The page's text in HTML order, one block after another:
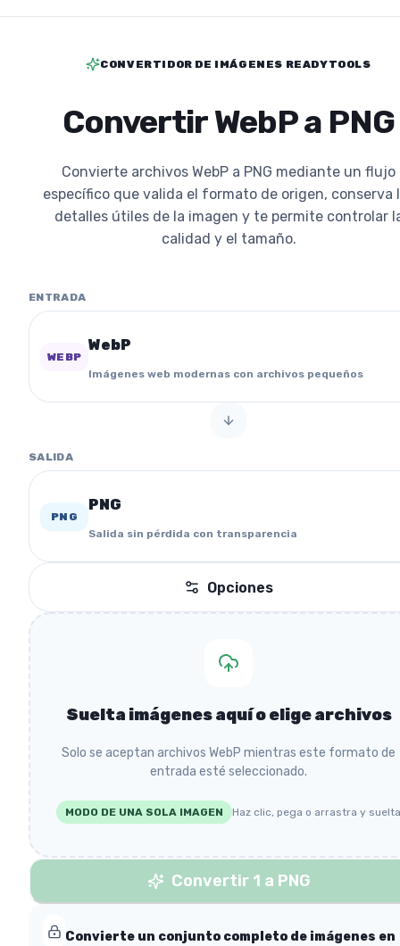
CONVERTIDOR DE IMÁGENES READYTOOLS
Convertir WebP a PNG
Convierte archivos WebP a PNG mediante un flujo
específico que valida el formato de origen, conserva
detalles útiles de la imagen y te permite controlar
calidad y el tamaño.
ENTRADA
WEBP
WebP
Imágenes web modernas con archivos pequeños
SALIDA
PNG
PNG
Salida sin pérdida con transparencia
Opciones
Suelta imágenes aquí o elige archivos
Solo se aceptan archivos WebP mientras este formato de
entrada esté seleccionado.
MODO DE UNA SOLA IMAGEN Haz clic, pega o arrastra y suelta
Convertir 1 a PNG
Convierte un conjunto completo de imágenes en